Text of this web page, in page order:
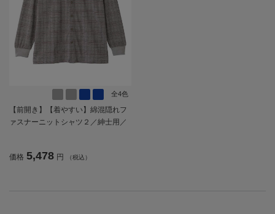
全4色
【前開き】【着やすい】綿混隠れフ
ァスナーニットシャツ２／紳士用／
フト／プレセント／ギフト【CF】
価格 5,478 円 （税込）